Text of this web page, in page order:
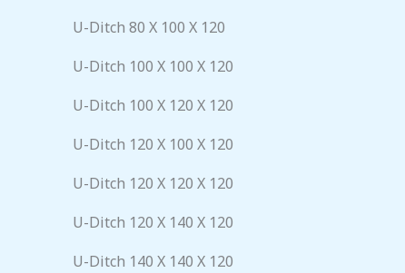
U-Ditch 80 X 100 X 120
U-Ditch 100 X 100 X 120
U-Ditch 100 X 120 X 120
U-Ditch 120 X 100 X 120
U-Ditch 120 X 120 X 120
U-Ditch 120 X 140 X 120
U-Ditch 140 X 140 X 120